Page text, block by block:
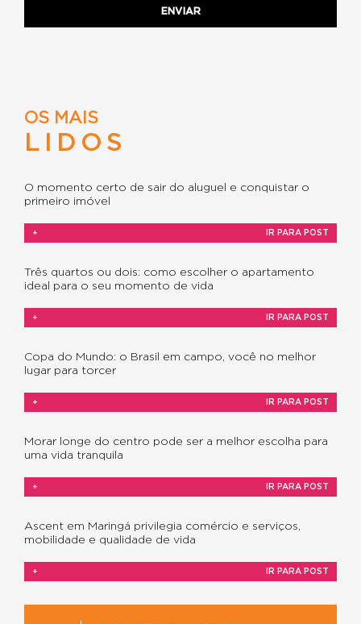
OS MAIS
LIDOS
O momento certo de sair do aluguel e conquistar o
primeiro imóvel
+ IR PARA POST
Três quartos ou dois: como escolher o apartamento
ideal para o seu momento de vida
+ IR PARA POST
Copa do Mundo: o Brasil em campo, você no melhor
lugar para torcer
+ IR PARA POST
Morar longe do centro pode ser a melhor escolha para
uma vida tranquila
+ IR PARA POST
Ascent em Maringá privilegia comércio e serviços,
mobilidade e qualidade de vida
+ IR PARA POST